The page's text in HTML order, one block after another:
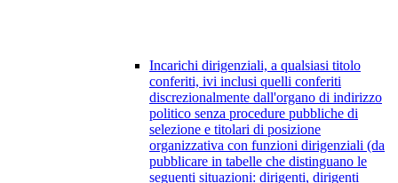
Incarichi dirigenziali, a qualsiasi titolo
conferiti, ivi inclusi quelli conferiti
discrezionalmente dall'organo di indirizzo
politico senza procedure pubbliche di
selezione e titolari di posizione
organizzativa con funzioni dirigenziali (da
pubblicare in tabelle che distinguano le
seguenti situazioni: dirigenti, dirigenti